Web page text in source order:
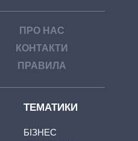
ПРО НАС
КОНТАКТИ
ПРАВИЛА
ТЕМАТИКИ
БІЗНЕС